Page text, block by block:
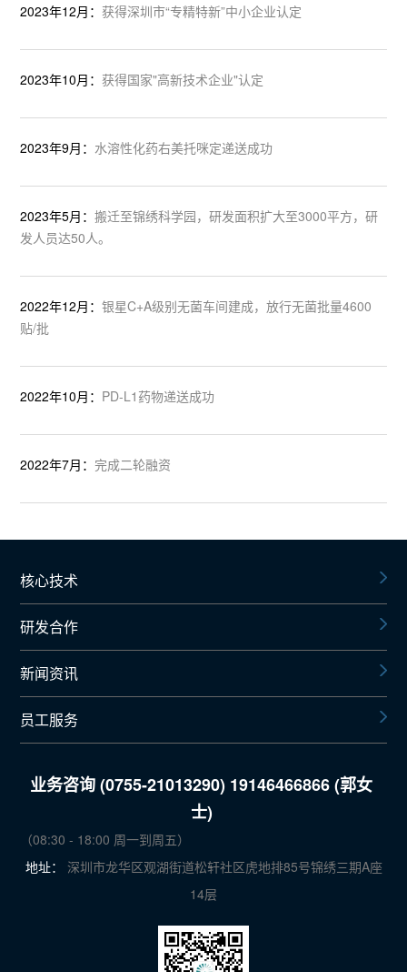
2023年12月： 获得深圳市“专精特新”中小企业认定
2023年10月： 获得国家"高新技术企业"认定
2023年9月： 水溶性化药右美托咪定递送成功
2023年5月：搬迁至锦绣科学园，研发面积扩大至3000平方，研
发人员达50人。
2022年12月：银星C+A级别无菌车间建成，放行无菌批量4600
贴/批
2022年10月： PD-L1药物递送成功
2022年7月：完成二轮融资
核心技术
研发合作
新闻资讯
员工服务
业务咨询 (0755-21013290) 19146466866 (郭女
士)
（08:30 - 18:00 周一到周五）
地址：
深圳市龙华区观湖街道松轩社区虎地排85号锦绣三期A座
14层